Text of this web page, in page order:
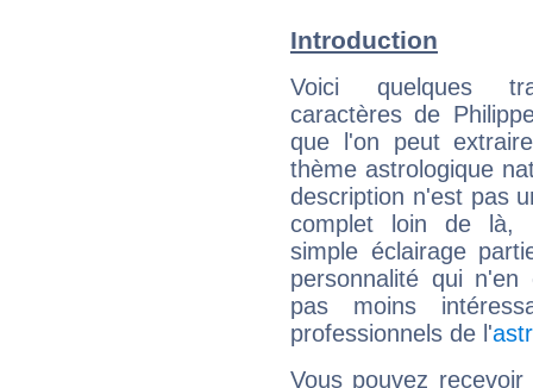
Introduction
Voici quelques
caractères de
que l'on peut
thème astrologique
description n'est pas
complet loin de là,
simple éclairage
personnalité qui n'en
pas moins
professionnels de l'
Vous pouvez